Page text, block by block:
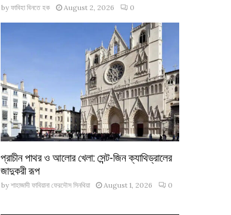
by ফাবিহা বিনতে হক August 2, 2026 0
প্রাচীন পাথর ও আলোর খেলা: সেন্ট-জিন ক্যাথিড্রালের
জাদুকরী রূপ
by শাহাজাদী ফাবিয়ানা ফেরদৌস সিনথিয়া August 1, 2026 0